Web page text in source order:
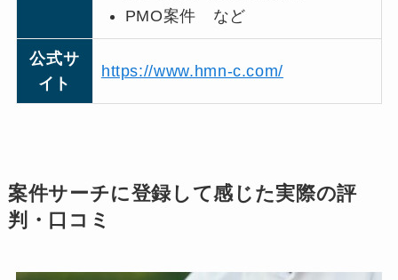
PMO案件 など
公式サ
イト
https://www.hmn-c.com/
案件サーチに登録して感じた実際の評
判・口コミ